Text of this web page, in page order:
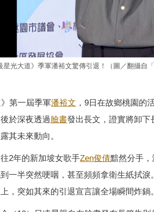
星光大道》季軍潘裕文驚傳引退！（圖／翻攝自
第一屆季軍潘裕文 ，9日在故鄉桃園的
於深夜透過臉書發出長文，證實將卸下
其未來動向。
2年的新加坡女歌手Zen俊倩黯然分手
一半突然哽咽，甚至頻頻拿衛生紙拭淚
，突如其來的引退宣言讓全場瞬間炸鍋。